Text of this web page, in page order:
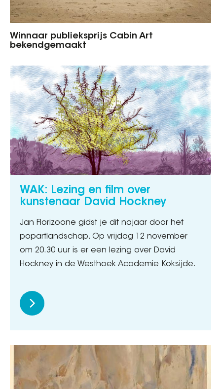
Winnaar publieksprijs Cabin Art
bekendgemaakt
WAK: Lezing en film over
kunstenaar David Hockney
Jan Florizoone gidst je dit najaar door het
popartlandschap. Op vrijdag 12 november
om 20.30 uur is er een lezing over David
Hockney in de Westhoek Academie Koksijde.